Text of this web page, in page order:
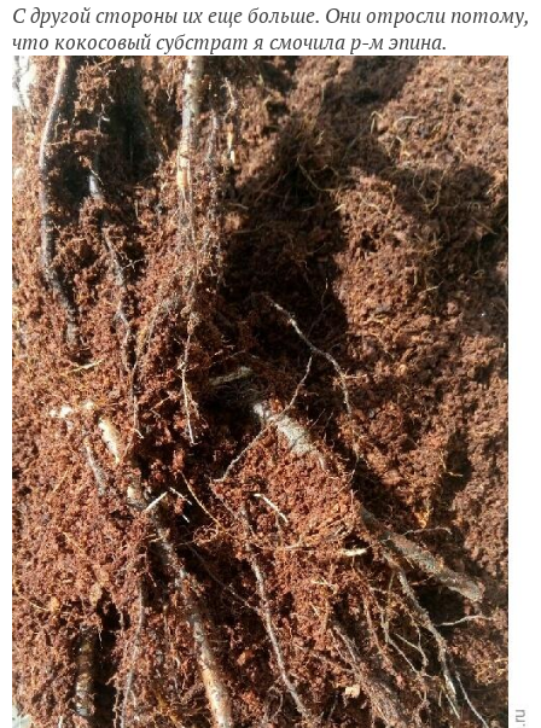
С другой стороны их еще больше. Они отросли потому,
что кокосовый субстрат я смочила р-м эпина.